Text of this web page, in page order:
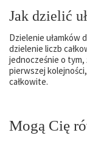
Jak dzielić
Dzielenie ułamków
dzielenie liczb
jednocześnie o tym,
pierwszej
całkowite.
Mogą Cię